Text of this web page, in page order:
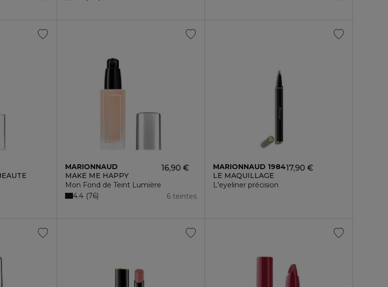
MARIONNAUD
MAKE ME HAPPY
Mon Fond de Teint Lumière
16,90 €
6 teintes
4.4 76
MARIONNAUD 1984
LE MAQUILLAGE
L'eyeliner précision
17,90 €